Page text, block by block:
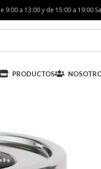
9:00 a 13:00 y de 15:00 a 19:00
PRODUCTOS